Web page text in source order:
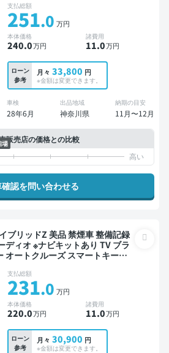
支払総額
251.0 万円
本体価格
240.0万円
諸費用
11.0万円
ローン
参考
月々 33,800 円
※金額は変更できます。
車検
28年6月
出品地域
神奈川県
納期の目安
11月〜12月
販売店の価格との比較
場
認を問い合わせる
禁煙車 整備記録
ディオ ※ナビキットあり TV ブラ
オートクルーズ スマートキー
衝突軽減
支払総額
231.0 万円
本体価格
220.0万円
諸費用
11.0万円
ローン
参考
月々 30,900 円
※金額は変更できます。